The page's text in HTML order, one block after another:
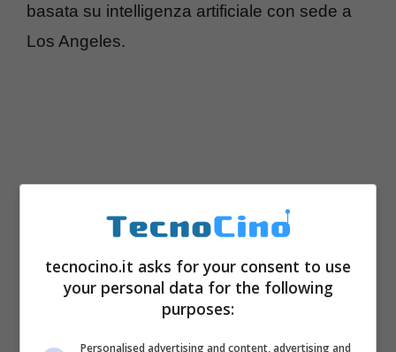
basata su intelligenza artificiale con sede a
Los Angeles.
tecnocino.it asks for your consent to use
your personal data for the following
purposes:
Personalised advertising and content, advertising and